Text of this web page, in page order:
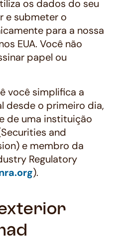
os dados do seu
e submeter o
para a nossa
EUA. Você não
papel ou
você simplifica a
desde o primeiro dia,
de uma instituição
and
e membro da
Regulatory
).